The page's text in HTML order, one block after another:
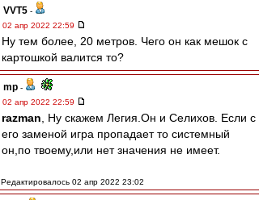
VVT5 -
02 апр 2022 22:59
Ну тем более, 20 метров. Чего он как мешок с
картошкой валится то?
mp -
02 апр 2022 22:59
razman , Ну скажем Легия.Он и Селихов. Если с
его заменой игра пропадает то системный
он,по твоему,или нет значения не имеет.
Редактировалось 02 апр 2022 23:02